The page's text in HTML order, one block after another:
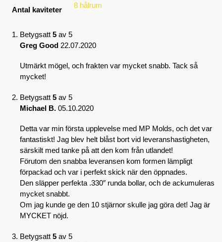
Antal kaviteter
8 hålrum
Betygsatt 5 av 5
Greg Good 22.07.2020
Utmärkt mögel, och frakten var mycket snabb. Tack så
mycket!
Betygsatt 5 av 5
Michael B. 05.10.2020
Detta var min första upplevelse med MP Molds, och det var
fantastiskt! Jag blev helt blåst bort vid leveranshastigheten,
särskilt med tanke på att den kom från utlandet!
Förutom den snabba leveransen kom formen lämpligt
förpackad och var i perfekt skick när den öppnades.
Den släpper perfekta .330″ runda bollar, och de ackumuleras
mycket snabbt.
Om jag kunde ge den 10 stjärnor skulle jag göra det! Jag är
MYCKET nöjd.
Betygsatt 5 av 5